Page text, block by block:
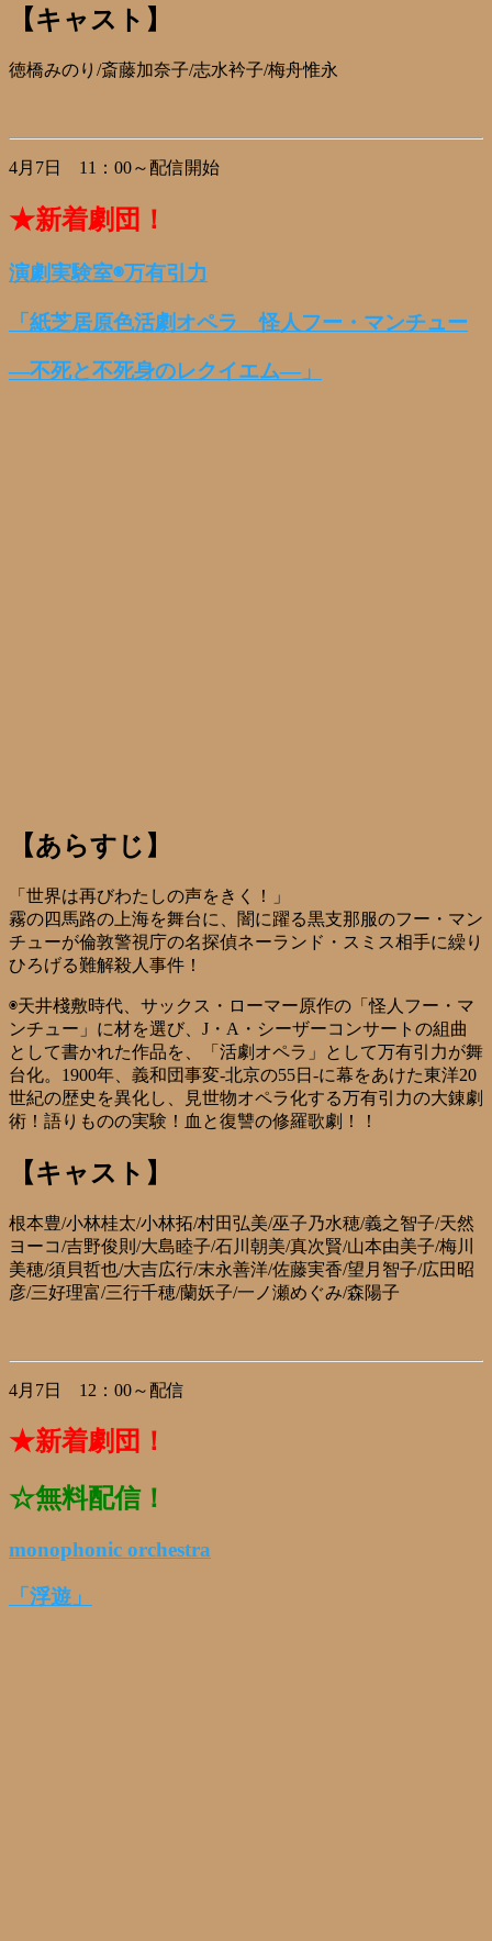
【キャスト】
徳橋みのり/斎藤加奈子/志水衿子/梅舟惟永
4月7日 11：00～配信開始
★新着劇団！
演劇実験室◉万有引力
「紙芝居原色活劇オペラ 怪人フー・マンチュー
―不死と不死身のレクイエム―」
【あらすじ】
「世界は再びわたしの声をきく！」
霧の四馬路の上海を舞台に、闇に躍る黒支那服のフー・マン
チューが倫敦警視庁の名探偵ネーランド・スミス相手に繰り
ひろげる難解殺人事件！
◉天井棧敷時代、サックス・ローマー原作の「怪人フー・マ
ンチュー」に材を選び、J・A・シーザーコンサートの組曲
として書かれた作品を、「活劇オペラ」として万有引力が舞
台化。1900年、義和団事変-北京の55日-に幕をあけた東洋20
世紀の歴史を異化し、見世物オペラ化する万有引力の大錬劇
術！語りものの実験！血と復讐の修羅歌劇！！
【キャスト】
根本豊/小林桂太/小林拓/村田弘美/巫子乃水穂/義之智子/天然
ヨーコ/吉野俊則/大島睦子/石川朝美/真次賢/山本由美子/梅川
美穂/須貝哲也/大吉広行/末永善洋/佐藤実香/望月智子/広田昭
彦/三好理富/三行千穂/蘭妖子/一ノ瀬めぐみ/森陽子
4月7日 12：00～配信
★新着劇団！
☆無料配信！
monophonic orchestra
「浮遊」